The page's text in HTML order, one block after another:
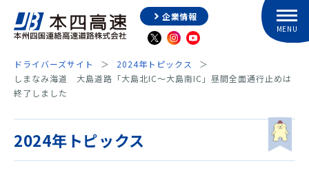
企業情報
ドライバーズサイト
2024年トピックス
しまなみ海道 大島道路「大島北IC～大島南IC」昼間全面通行止めは
終了しました
2024年トピックス